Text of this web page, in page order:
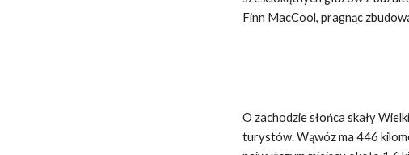
Finn MacCool, pragnąc
O zachodzie słońca skały
turystów. Wąwóz ma 446